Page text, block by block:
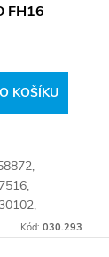
FH16
KOŠÍKU
Kód:030.293